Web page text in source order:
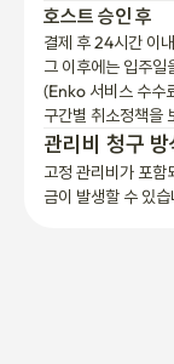
호스트 승인 후
결제 후 24시간 이
그 이후에는 입주일
(Enko 서비스 수수
구간별 취소정책을
관리비 청구 방
고정 관리비가 포함
금이 발생할 수 있